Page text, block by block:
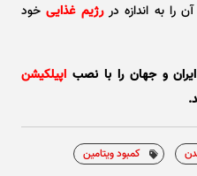
را به اندازه دررژیم غذاییخود
ایران و جهان را با نصب اپیلکیشن
کمبود ویتامین